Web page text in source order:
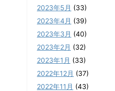
2023年5月 (33)
2023年4月 (39)
2023年3月 (40)
2023年2月 (32)
2023年1月 (33)
2022年12月 (37)
2022年11月 (43)